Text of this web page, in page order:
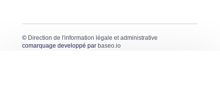
© Direction de l'information légale et administrative
comarquage developpé par baseo.io